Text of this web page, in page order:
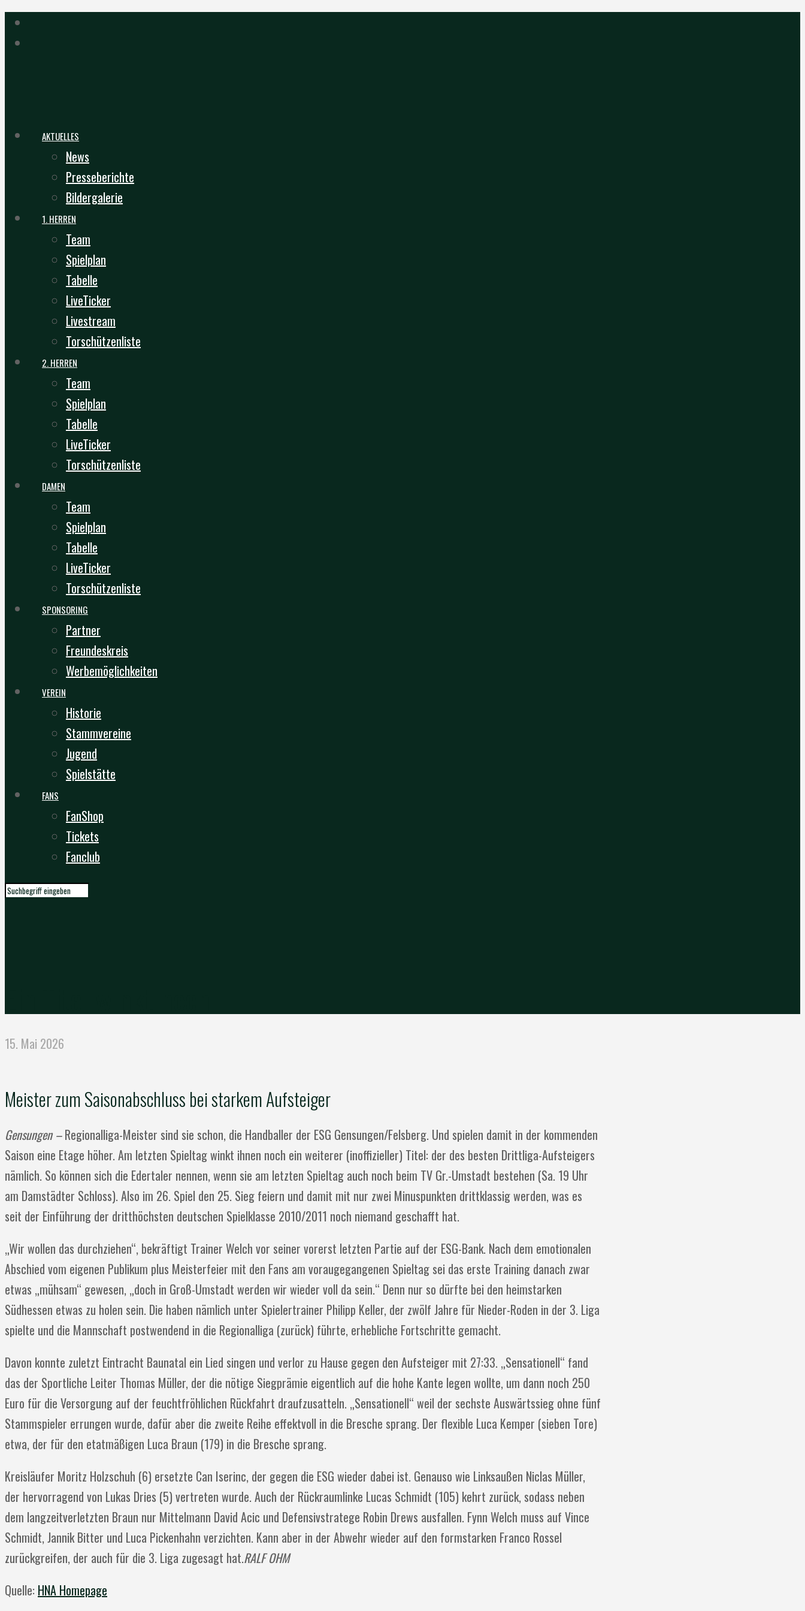
AKTUELLES
News
Presseberichte
Bildergalerie
1. HERREN
Team
Spielplan
Tabelle
LiveTicker
Livestream
Torschützenliste
2. HERREN
Team
Spielplan
Tabelle
LiveTicker
Torschützenliste
DAMEN
Team
Spielplan
Tabelle
LiveTicker
Torschützenliste
SPONSORING
Partner
Freundeskreis
Werbemöglichkeiten
VEREIN
Historie
Stammvereine
Jugend
Spielstätte
FANS
FanShop
Tickets
Fanclub
15. Mai 2026
Meister zum Saisonabschluss bei starkem Aufsteiger
Gensungen –Regionalliga-Meister sind sie schon, die Handballer der ESG Gensungen/Felsberg. Und spielen damit in der kommenden
Saison eine Etage höher. Am letzten Spieltag winkt ihnen noch ein weiterer (inoffizieller) Titel: der des besten Drittliga-Aufsteigers
nämlich. So können sich die Edertaler nennen, wenn sie am letzten Spieltag auch noch beim TV Gr.-Umstadt bestehen (Sa. 19 Uhr
am Damstädter Schloss). Also im 26. Spiel den 25. Sieg feiern und damit mit nur zwei Minuspunkten drittklassig werden, was es
seit der Einführung der dritthöchsten deutschen Spielklasse 2010/2011 noch niemand geschafft hat.
„Wir wollen das durchziehen“, bekräftigt Trainer Welch vor seiner vorerst letzten Partie auf der ESG-Bank. Nach dem emotionalen
Abschied vom eigenen Publikum plus Meisterfeier mit den Fans am voraugegangenen Spieltag sei das erste Training danach zwar
etwas „mühsam“ gewesen, „doch in Groß-Umstadt werden wir wieder voll da sein.“ Denn nur so dürfte bei den heimstarken
Südhessen etwas zu holen sein. Die haben nämlich unter Spielertrainer Philipp Keller, der zwölf Jahre für Nieder-Roden in der 3. Liga
spielte und die Mannschaft postwendend in die Regionalliga (zurück) führte, erhebliche Fortschritte gemacht.
Davon konnte zuletzt Eintracht Baunatal ein Lied singen und verlor zu Hause gegen den Aufsteiger mit 27:33. „Sensationell“ fand
das der Sportliche Leiter Thomas Müller, der die nötige Siegprämie eigentlich auf die hohe Kante legen wollte, um dann noch 250
Euro für die Versorgung auf der feuchtfröhlichen Rückfahrt draufzusatteln. „Sensationell“ weil der sechste Auswärtssieg ohne fünf
Stammspieler errungen wurde, dafür aber die zweite Reihe effektvoll in die Bresche sprang. Der flexible Luca Kemper (sieben Tore)
etwa, der für den etatmäßigen Luca Braun (179) in die Bresche sprang.
Kreisläufer Moritz Holzschuh (6) ersetzte Can Iserinc, der gegen die ESG wieder dabei ist. Genauso wie Linksaußen Niclas Müller,
der hervorragend von Lukas Dries (5) vertreten wurde. Auch der Rückraumlinke Lucas Schmidt (105) kehrt zurück, sodass neben
dem langzeitverletzten Braun nur Mittelmann David Acic und Defensivstratege Robin Drews ausfallen. Fynn Welch muss auf Vince
Schmidt, Jannik Bitter und Luca Pickenhahn verzichten. Kann aber in der Abwehr wieder auf den formstarken Franco Rossel
zurückgreifen, der auch für die 3. Liga zugesagt hat.RALF OHM
Quelle: HNA Homepage